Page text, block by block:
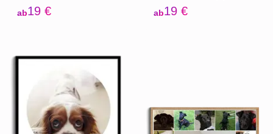
ab19 € ab19 €